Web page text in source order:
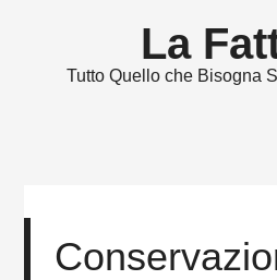
La
Tutto Quello che Bisogna